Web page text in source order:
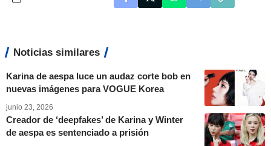
Noticias similares
Karina de aespa luce un audaz corte bob en
nuevas imágenes para VOGUE Korea
junio 23, 2026
Creador de ‘deepfakes’ de Karina y Winter
de aespa es sentenciado a prisión